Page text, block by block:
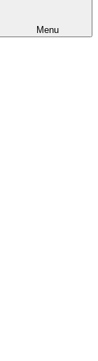
Menu